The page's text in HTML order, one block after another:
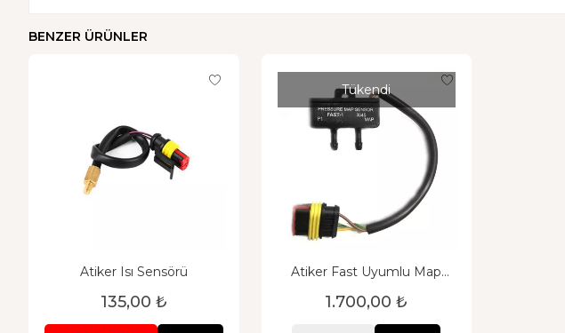
BENZER ÜRÜNLER
Atiker Isı Sensörü
135,00 ₺
Tükendi
Atiker Fast Uyumlu Map
1.700,00 ₺